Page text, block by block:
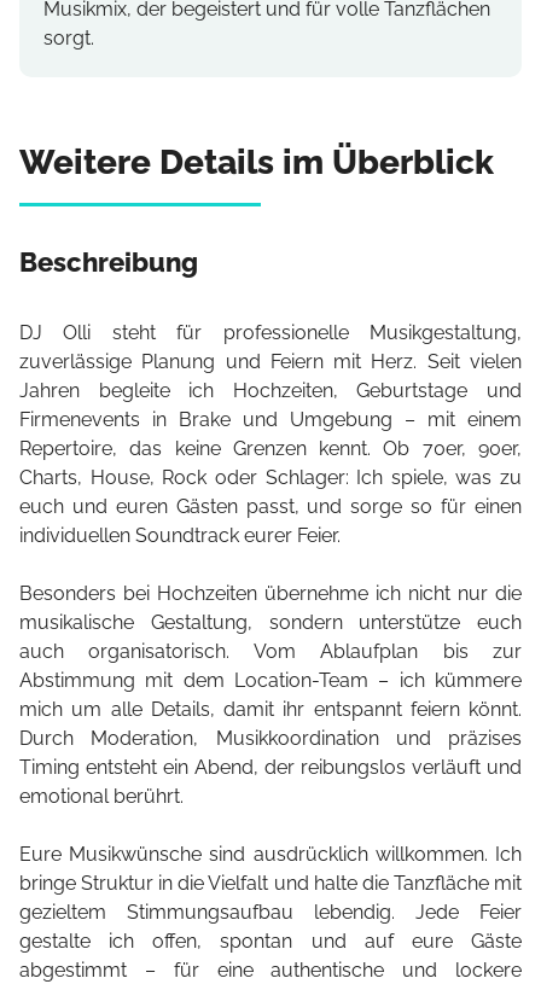
Musikmix, der begeistert und für volle Tanzflächen
sorgt.
Weitere Details im Überblick
Beschreibung
DJ Olli steht für professionelle Musikgestaltung,
zuverlässige Planung und Feiern mit Herz. Seit vielen
Jahren begleite ich Hochzeiten, Geburtstage und
Firmenevents in Brake und Umgebung – mit einem
Repertoire, das keine Grenzen kennt. Ob 70er, 90er,
Charts, House, Rock oder Schlager: Ich spiele, was zu
euch und euren Gästen passt, und sorge so für einen
individuellen Soundtrack eurer Feier.
Besonders bei Hochzeiten übernehme ich nicht nur die
musikalische Gestaltung, sondern unterstütze euch
auch organisatorisch. Vom Ablaufplan bis zur
Abstimmung mit dem Location-Team – ich kümmere
mich um alle Details, damit ihr entspannt feiern könnt.
Durch Moderation, Musikkoordination und präzises
Timing entsteht ein Abend, der reibungslos verläuft und
emotional berührt.
Eure Musikwünsche sind ausdrücklich willkommen. Ich
bringe Struktur in die Vielfalt und halte die Tanzfläche mit
gezieltem Stimmungsaufbau lebendig. Jede Feier
gestalte ich offen, spontan und auf eure Gäste
abgestimmt – für eine authentische und lockere